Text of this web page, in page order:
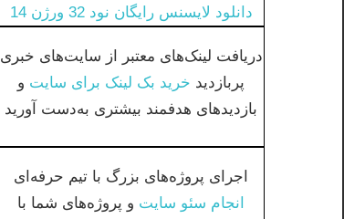
دانلود لایسنس رایگان نود 32 ورژن 14
دریافت لینک‌های معتبر از سایت‌های خبری
پربازدید خرید بک لینک برای سایت و
بازدیدهای هدفمند بیشتری به‌دست آورید
اجرای پروژه‌های بزرگ با تیم حرفه‌ای
انجام سئو سایت و پروژه‌های شما با